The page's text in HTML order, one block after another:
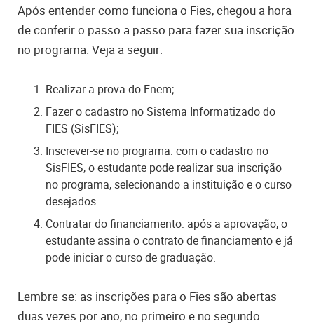
Após entender como funciona o Fies, chegou a hora
de conferir o passo a passo para fazer sua inscrição
no programa. Veja a seguir:
Realizar a prova do Enem;
Fazer o cadastro no Sistema Informatizado do
FIES (SisFIES);
Inscrever-se no programa: com o cadastro no
SisFIES, o estudante pode realizar sua inscrição
no programa, selecionando a instituição e o curso
desejados.
Contratar do financiamento: após a aprovação, o
estudante assina o contrato de financiamento e já
pode iniciar o curso de graduação.
Lembre-se: as inscrições para o Fies são abertas
duas vezes por ano, no primeiro e no segundo